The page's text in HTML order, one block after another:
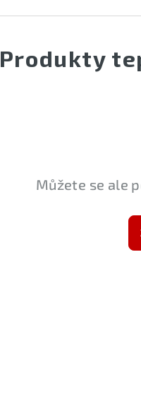
Produkty
Můžete se ale